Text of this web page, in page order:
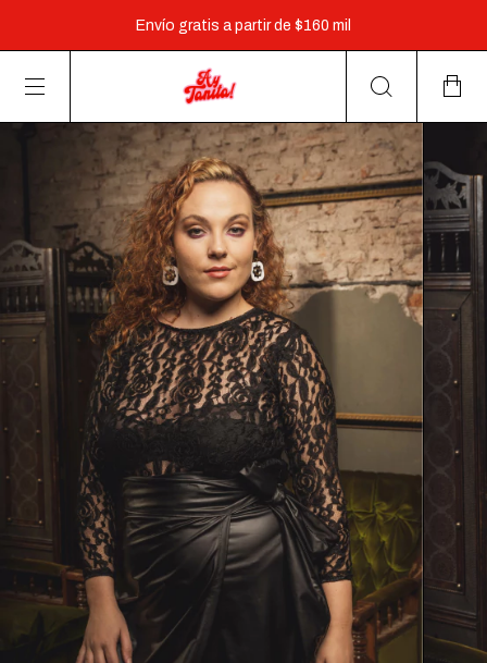
Envío gratis a partir de $160 mil
3 cuotas sin interés a partir de $60.000 y 6 cuotas a partir
de $160.000